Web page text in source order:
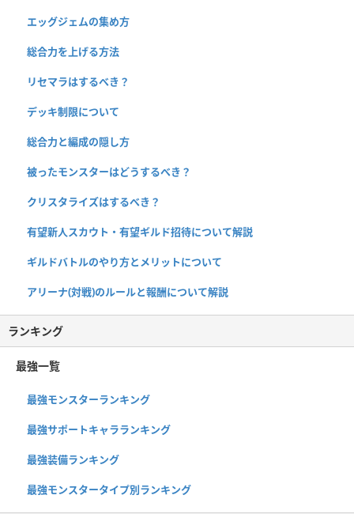
エッグジェムの集め方
総合力を上げる方法
リセマラはするべき？
デッキ制限について
総合力と編成の隠し方
被ったモンスターはどうするべき？
クリスタライズはするべき？
有望新人スカウト・有望ギルド招待について解説
ギルドバトルのやり方とメリットについて
アリーナ(対戦)のルールと報酬について解説
ランキング
最強一覧
最強モンスターランキング
最強サポートキャラランキング
最強装備ランキング
最強モンスタータイプ別ランキング